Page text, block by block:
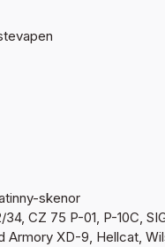
skenor
CZ 75 P-01, P-10C,
XD-9, Hellcat,